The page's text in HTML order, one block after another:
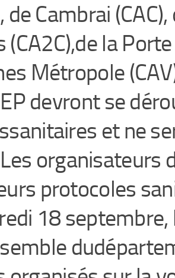
Cambrai
la
Métropole
devront se
et ne
protocoles
18